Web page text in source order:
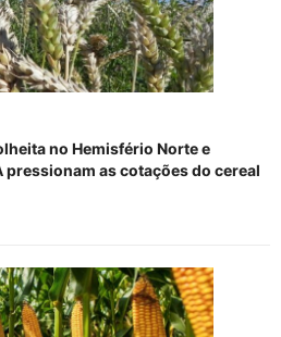
no Hemisfério Norte e
as cotações do cereal